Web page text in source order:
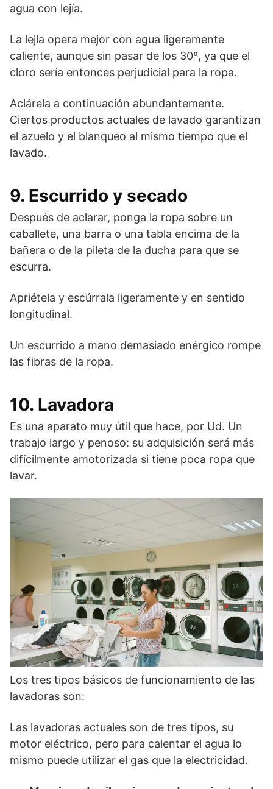
agua con lejía.
La lejía opera mejor con agua ligeramente
caliente, aunque sin pasar de los 30º, ya que el
cloro sería entonces perjudicial para la ropa.
Aclárela a continuación abundantemente.
Ciertos productos actuales de lavado garantizan
el azuelo y el blanqueo al mismo tiempo que el
lavado.
9. Escurrido y secado
Después de aclarar, ponga la ropa sobre un
caballete, una barra o una tabla encima de la
bañera o de la pileta de la ducha para que se
escurra.
Apriétela y escúrrala ligeramente y en sentido
longitudinal.
Un escurrido a mano demasiado enérgico rompe
las fibras de la ropa.
10. Lavadora
Es una aparato muy útil que hace, por Ud. Un
trabajo largo y penoso: su adquisición será más
difícilmente amotorizada si tiene poca ropa que
lavar.
Los tres tipos básicos de funcionamiento de las
lavadoras son:
Las lavadoras actuales son de tres tipos, su
motor eléctrico, pero para calentar el agua lo
mismo puede utilizar el gas que la electricidad.